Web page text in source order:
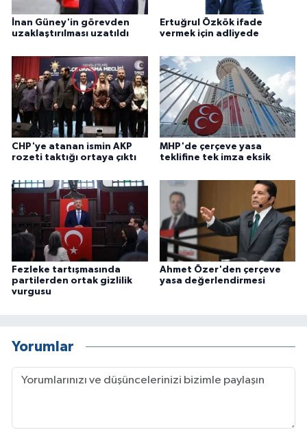
İnan Güney'in görevden
uzaklaştırılması uzatıldı
Ertuğrul Özkök ifade
vermek için adliyede
CHP'ye atanan ismin AKP
rozeti taktığı ortaya çıktı
MHP'de çerçeve yasa
teklifine tek imza eksik
Fezleke tartışmasında
partilerden ortak gizlilik
vurgusu
Ahmet Özer'den çerçeve
yasa değerlendirmesi
Yorumlar